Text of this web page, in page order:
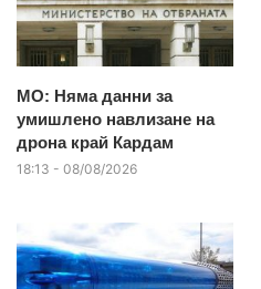
МО: Няма данни за
умишлено навлизане на
дрона край Кардам
18:13 - 08/08/2026